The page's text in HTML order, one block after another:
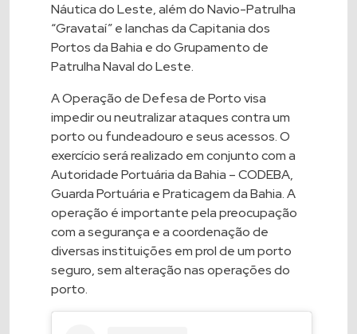
Náutica do Leste, além do Navio-Patrulha
“Gravataí” e lanchas da Capitania dos
Portos da Bahia e do Grupamento de
Patrulha Naval do Leste.
A Operação de Defesa de Porto visa
impedir ou neutralizar ataques contra um
porto ou fundeadouro e seus acessos. O
exercício será realizado em conjunto com a
Autoridade Portuária da Bahia – CODEBA,
Guarda Portuária e Praticagem da Bahia. A
operação é importante pela preocupação
com a segurança e a coordenação de
diversas instituições em prol de um porto
seguro, sem alteração nas operações do
porto.